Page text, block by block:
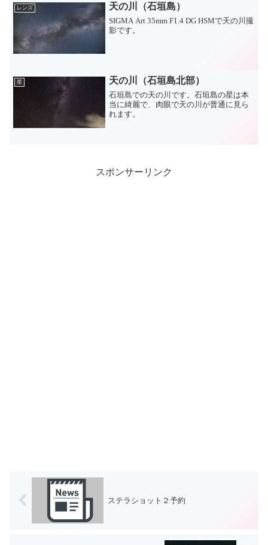
レンズ 天の川（石垣島）
SIGMA Art 35mm F1.4 DG HSMで天の川撮
影です。
星 天の川（石垣島北部）
石垣島での天の川です。石垣島の星は本
当に綺麗で、肉眼で天の川が普通に見ら
れます。
スポンサーリンク
ステラショット２予約